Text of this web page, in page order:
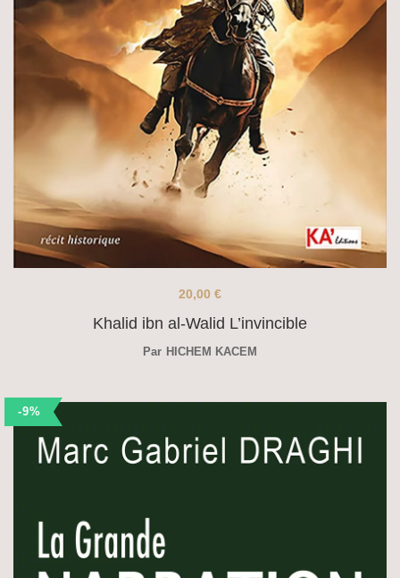
Khalid ibn al-Walid L’invincible
20,00 €
Par HICHEM KACEM
-9%